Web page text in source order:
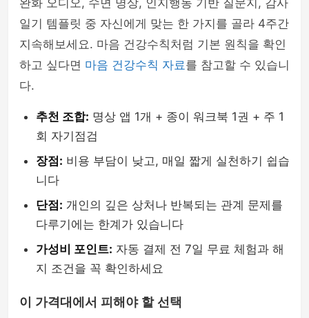
완화 오디오, 수면 명상, 인지행동 기반 질문지, 감사
일기 템플릿 중 자신에게 맞는 한 가지를 골라 4주간
지속해보세요. 마음 건강수칙처럼 기본 원칙을 확인
하고 싶다면 마음 건강수칙 자료를 참고할 수 있습니
다.
추천 조합: 명상 앱 1개 + 종이 워크북 1권 + 주 1
회 자기점검
장점: 비용 부담이 낮고, 매일 짧게 실천하기 쉽습
니다
단점: 개인의 깊은 상처나 반복되는 관계 문제를
다루기에는 한계가 있습니다
가성비 포인트: 자동 결제 전 7일 무료 체험과 해
지 조건을 꼭 확인하세요
이 가격대에서 피해야 할 선택